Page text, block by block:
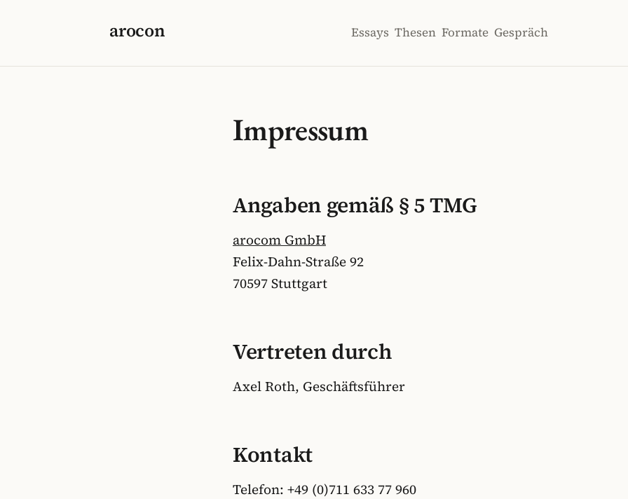
arocon Essays Thesen Formate Gespräch
Impressum
Angaben gemäß § 5 TMG
arocom GmbH
Felix-Dahn-Straße 92
70597 Stuttgart
Vertreten durch
Axel Roth, Geschäftsführer
Kontakt
Telefon: +49 (0)711 633 77 960